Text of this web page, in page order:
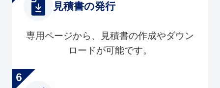
見積書の発行
専用ページから、見積書の作成やダウン
ロードが可能です。